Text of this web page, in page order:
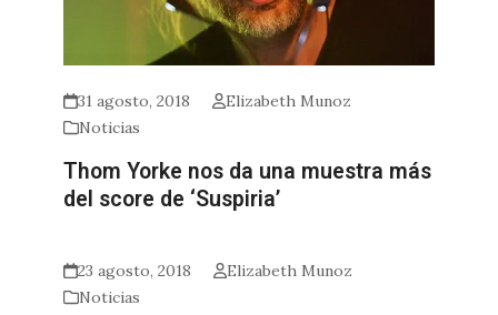
31 agosto, 2018
Elizabeth Munoz
Noticias
Thom Yorke nos da una muestra más
del score de ‘Suspiria’
23 agosto, 2018
Elizabeth Munoz
Noticias